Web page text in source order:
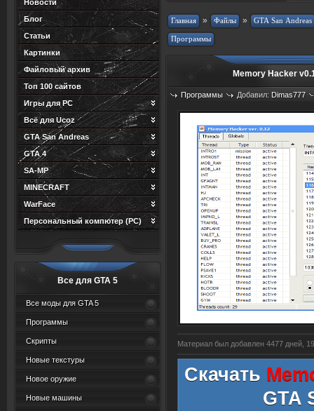
Новости
Блог
Статьи
Картинки
Файловый архив
Топ 100 сайтов
Игры для PC
Всё для Ucoz
GTA San Andreas
GTA 4
SA-MP
MINECRAFT
WarFace
Персональный компютер (PC)
Все для GTA 5
Все моды для GTA 5
Программы
Скрипты
Новые текстуры
Новое оружие
Новые машины
» »
Memory Hacker
Программы Добавил: Dimas777
Материал был добавлен 4477 дней,
Скачать
GTA